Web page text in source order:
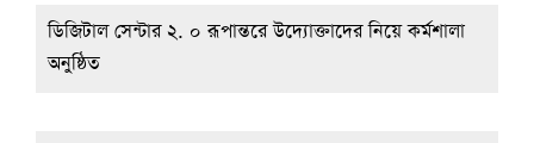
ডিজিটাল সেন্টার ২. ০ রূপান্তরে উদ্যোক্তাদের নিয়ে কর্মশালা
অনুষ্ঠিত